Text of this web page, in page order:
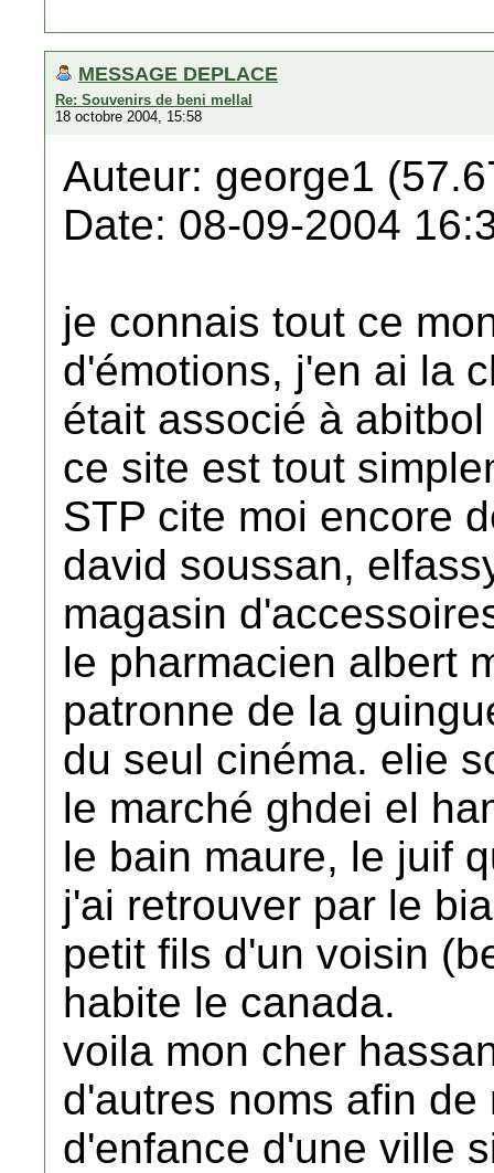
MESSAGE DEPLACE
Re: Souvenirs de beni mellal
18 octobre 2004, 15:58
Auteur: george1
Date: 08-09-2004
je connais tout ce
d'émotions, j'en ai la
était associé à
ce site est tout
STP cite moi encore
david soussan,
magasin
le pharmacien albert
patronne de la
du seul cinéma. elie
le marché ghdei el
le bain maure, le juif
j'ai retrouver par le
petit fils d'un voisin
habite le canada.
voila mon cher
d'autres noms afin
d'enfance d'une ville